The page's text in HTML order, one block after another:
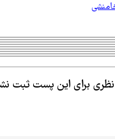
نظری برای این پست ثبت